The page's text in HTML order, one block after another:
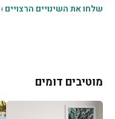
שלחו את השינויים הרצויים ›
מוטיבים דומים